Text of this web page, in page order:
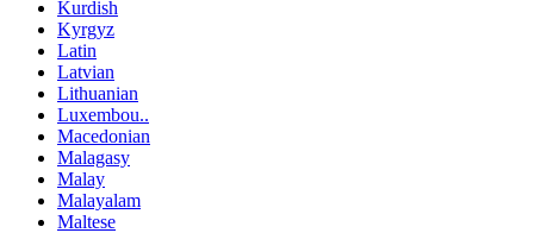
Kurdish
Kyrgyz
Latin
Latvian
Lithuanian
Luxembou..
Macedonian
Malagasy
Malay
Malayalam
Maltese